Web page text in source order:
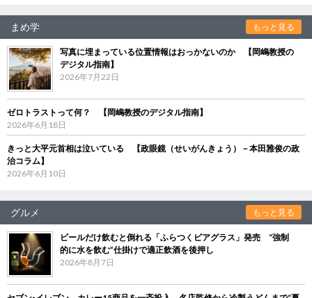
まめ学 もっと見る
写真に埋まっている位置情報はおっかないのか 【岡嶋教授の
デジタル指南】
2026年7月22日
ゼロトラストって何？ 【岡嶋教授のデジタル指南】
2026年6月18日
きっと大平元首相は泣いている 【政眼鏡（せいがんきょう）－本田雅俊の政
治コラム】
2026年6月10日
グルメ もっと見る
ビールだけ飲むと倒れる「ふらつくビアグラス」発売 “強制
的に水を飲む”仕掛けで適正飲酒を後押し
2026年8月7日